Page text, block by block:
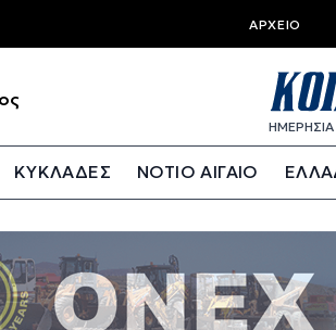
ΑΡΧΕΊΟ
ΚΥΚΛΑΔΕΣ ΝΟΤΙΟ ΑΙΓΑΙΟ